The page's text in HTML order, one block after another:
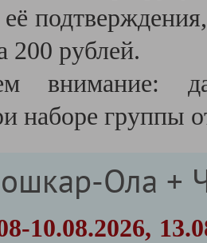
её
200 рублей.
внимание:
наборе группы
Ола +
10.08.2026,